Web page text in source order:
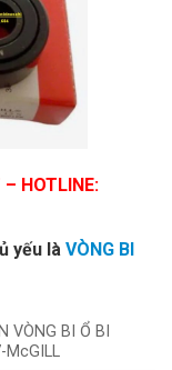
– HOTLINE:
yếu là VÒNG BI
VÒNG BI Ổ BI
McGILL